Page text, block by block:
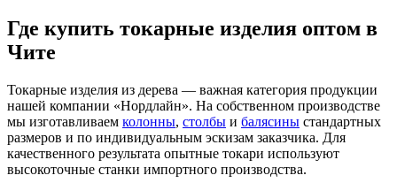
Где купить токарные изделия оптом в
Чите
Токарные изделия из дерева — важная категория продукции
нашей компании «Нордлайн». На собственном производстве
мы изготавливаем колонны, столбы и балясины стандартных
размеров и по индивидуальным эскизам заказчика. Для
качественного результата опытные токари используют
высокоточные станки импортного производства.